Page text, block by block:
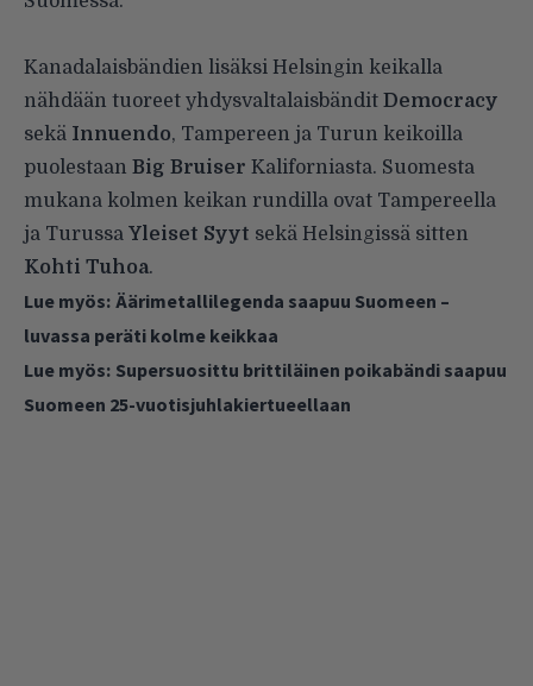
Kanadalaisbändien lisäksi Helsingin keikalla
nähdään tuoreet yhdysvaltalaisbändit Democracy
sekä Innuendo, Tampereen ja Turun keikoilla
puolestaan Big Bruiser Kaliforniasta. Suomesta
mukana kolmen keikan rundilla ovat Tampereella
ja Turussa Yleiset Syyt sekä Helsingissä sitten
Kohti Tuhoa.
Lue myös: Äärimetallilegenda saapuu Suomeen –
luvassa peräti kolme keikkaa
Lue myös: Supersuosittu brittiläinen poikabändi saapuu
Suomeen 25-vuotisjuhlakiertueellaan